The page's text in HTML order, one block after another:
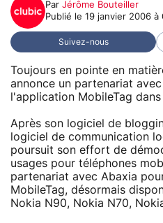
Par Jérôme Bouteiller
Publié le 19 janvier 2006 à
Suivez-nous
Toujours en pointe en
annonce un partenariat
l'application MobileTag
Après son logiciel de
logiciel de communication
poursuit son effort de
usages pour téléphones
partenariat avec Abaxia
MobileTag, désormais
Nokia N90, Nokia N70,